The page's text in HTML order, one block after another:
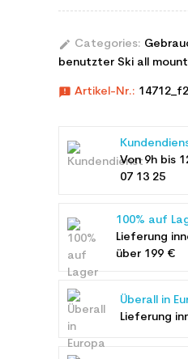
edit Categories:
benutzter Ski all
announcement Artikel-Nr.:
Von 9h bis
07 13 25
100% auf
Lieferung
über 199 €
Überall in
Lieferung